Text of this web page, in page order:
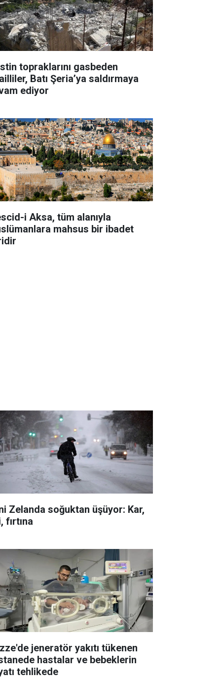
topraklarını gasbeden
Batı Şeria’ya saldırmaya
ediyor
i Aksa, tüm alanıyla
mahsus bir ibadet
Zelanda soğuktan üşüyor: Kar,
fırtına
jeneratör yakıtı tükenen
hastalar ve bebeklerin
tehlikede